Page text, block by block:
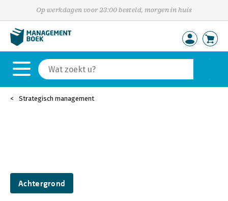
Op werkdagen voor 23:00 besteld, morgen in huis
Strategisch management
Achtergrond